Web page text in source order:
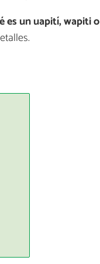
es un uapití, wapiti o